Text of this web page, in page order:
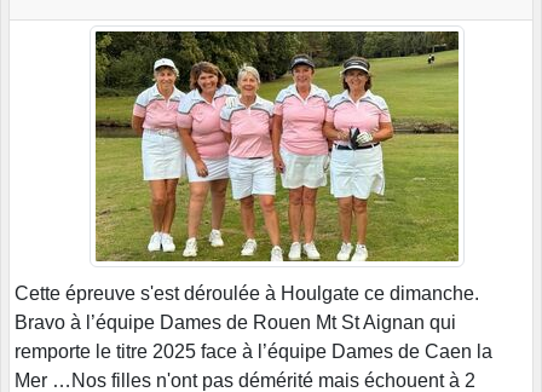
Cette épreuve s'est déroulée à Houlgate ce dimanche.
Bravo à l’équipe Dames de Rouen Mt St Aignan qui
remporte le titre 2025 face à l’équipe Dames de Caen la
Mer …Nos filles n'ont pas démérité mais échouent à 2